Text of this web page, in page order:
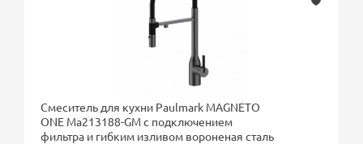
Смеситель для кухни Paulmark MAGNETO
ONE Ma213188-GM с подключением
фильтра и гибким изливом вороненая сталь